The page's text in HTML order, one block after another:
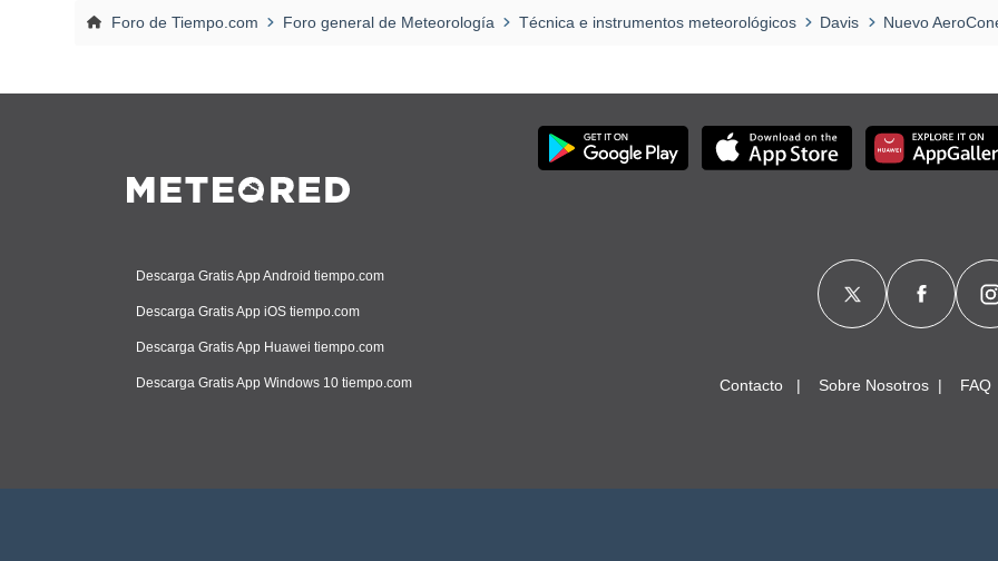
Foro de Tiempo.com Foro general de Meteorología Técnica e instrumentos meteorológicos Davis Nuevo
Descarga Gratis App Android tiempo.com
Descarga Gratis App iOS tiempo.com
Descarga Gratis App Huawei tiempo.com
Descarga Gratis App Windows 10 tiempo.com Contacto Sobre Nosotros FAQ